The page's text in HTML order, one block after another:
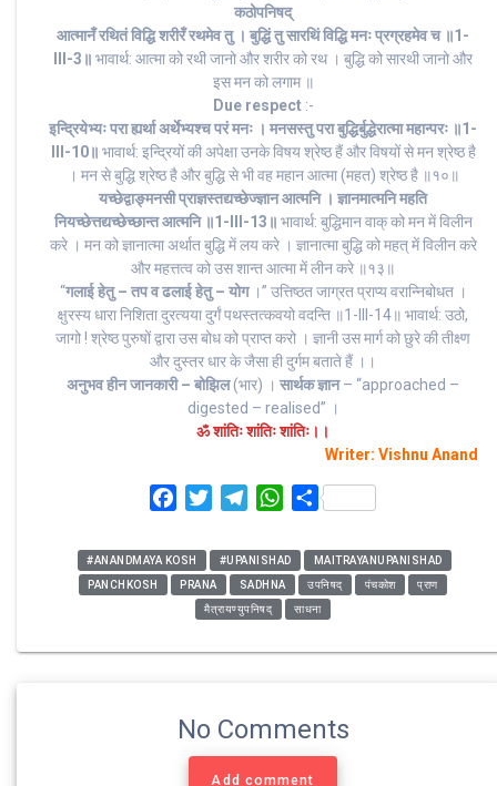
कठोपनिषद्
आत्मानँ रथितं विद्धि शरीरँ रथमेव तु । बुद्धिं तु सारथिं विद्धि मनः प्रग्रहमेव च ॥1-
III-3॥ भावार्थ: आत्मा को रथी जानो और शरीर को रथ । बुद्धि को सारथी जानो और
इस मन को लगाम ॥
Due respect:-
इन्द्रियेभ्यः परा ह्यर्था अर्थेभ्यश्च परं मनः । मनसस्तु परा बुद्धिर्बुद्धेरात्मा महान्परः ॥1-
III-10॥ भावार्थ: इन्द्रियों की अपेक्षा उनके विषय श्रेष्ठ हैं और विषयों से मन श्रेष्ठ है
। मन से बुद्धि श्रेष्ठ है और बुद्धि से भी वह महान आत्मा (महत) श्रेष्ठ है ॥१०॥
यच्छेद्वाङ्मनसीप्राज्ञस्तद्यच्छेज्ज्ञान आत्मनि । ज्ञानमात्मनि महति
नियच्छेत्तद्यच्छेच्छान्त आत्मनि ॥1-III-13॥ भावार्थ: बुद्धिमान वाक् को मन में विलीन
करे । मन को ज्ञानात्मा अर्थात बुद्धि में लय करे । ज्ञानात्मा बुद्धि को महत् में विलीन करे
और महत्तत्व को उस शान्त आत्मा में लीन करे ॥१३॥
“गलाई हेतु – तप व ढलाई हेतु – योग।” उत्तिष्ठत जाग्रत प्राप्य वरान्निबोधत ।
क्षुरस्य धारा निशिता दुरत्यया दुर्गं पथस्तत्कवयो वदन्ति ॥1-III-14॥ भावार्थ: उठो,
जागो ! श्रेष्ठ पुरुषों द्वारा उस बोध को प्राप्त करो । ज्ञानी उस मार्ग को छुरे की तीक्ष्ण
और दुस्तर धार के जैसा ही दुर्गम बताते हैं ।।
अनुभव हीन जानकारी – बोझिल(भार) । सार्थक ज्ञान– “approached –
digested – realised” ‌।
ॐ शांतिः शांतिः शांतिः।।
Writer: Vishnu Anand
c
e
o
i
t
t
r
l
e
g
a
W
a
t
s
p
S
a
r
e
#ANANDMAYA KOSH #UPANISHAD
MAITRAYANUPANISHAD
PANCHKOSH
PRANA SADHNA उपनिषद् पंचकोश
प्राण
मैत्रायण्युपनिषद्
साधना
No Comments
Add comment